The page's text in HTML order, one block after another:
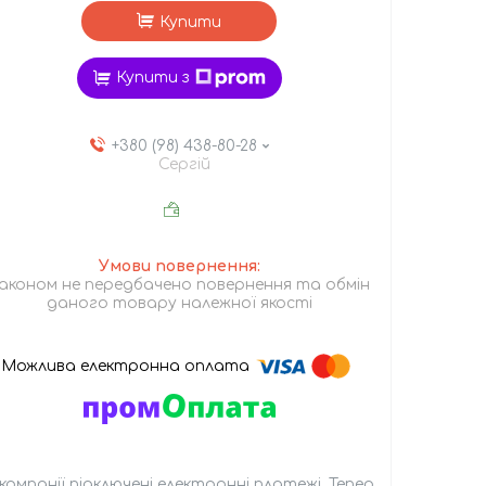
Купити
Купити з
+380 (98) 438-80-28
Сергій
не передбачено повернення та обмін
даного товару належної якості